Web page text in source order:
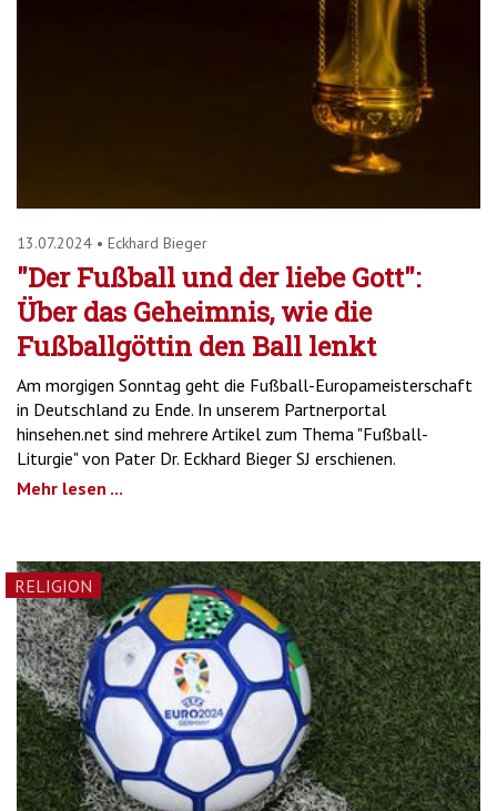
13.07.2024 • Eckhard Bieger
"Der Fußball und der liebe Gott":
Über das Geheimnis, wie die
Fußballgöttin den Ball lenkt
Am morgigen Sonntag geht die Fußball-Europameisterschaft
in Deutschland zu Ende. In unserem Partnerportal
hinsehen.net sind mehrere Artikel zum Thema "Fußball-
Liturgie" von Pater Dr. Eckhard Bieger SJ erschienen.
Mehr lesen ...
RELIGION